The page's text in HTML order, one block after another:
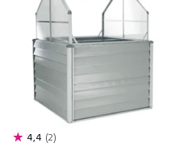
4,4 2